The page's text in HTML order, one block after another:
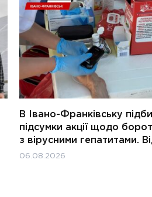
В Івано-Франківську
підсумки акції щодо
з вірусними гепатитами.
06.08.2026